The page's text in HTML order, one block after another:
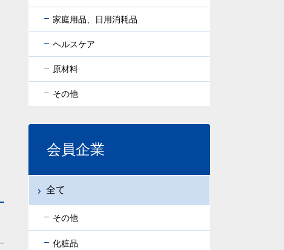
家庭用品、日用消耗品
ヘルスケア
原材料
その他
会員企業
全て
その他
化粧品